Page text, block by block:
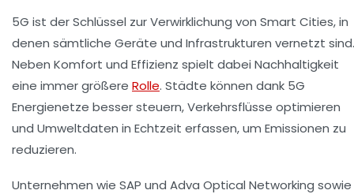
5G ist der Schlüssel zur Verwirklichung von Smart Cities, in
denen sämtliche Geräte und Infrastrukturen vernetzt sind.
Neben Komfort und Effizienz spielt dabei Nachhaltigkeit
eine immer größere Rolle. Städte können dank 5G
Energienetze besser steuern, Verkehrsflüsse optimieren
und Umweltdaten in Echtzeit erfassen, um Emissionen zu
reduzieren.
Unternehmen wie SAP und Adva Optical Networking sowie